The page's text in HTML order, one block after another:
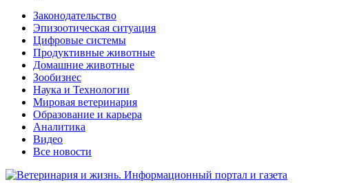
Законодательство
Эпизоотическая ситуация
Цифровые системы
Продуктивные животные
Домашние животные
Зообизнес
Наука и Технологии
Мировая ветеринария
Образование и карьера
Аналитика
Видео
Все новости